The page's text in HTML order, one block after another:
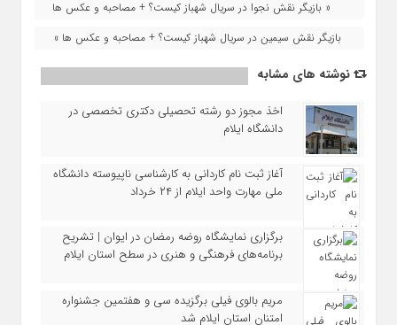
« بازیگر نقش نجوا در سریال شهباز کیست؟ + مصاحبه و عکس ها
بازیگر نقش سیمین در سریال شهباز کیست؟ + مصاحبه و عکس ها »
نوشته های مشابه
اخذ مجوز دو رشته تحصیلی دکتری تخصصی در
دانشگاه ایلام
آغاز ثبت‌ نام کاردانی به کارشناسی ناپیوسته دانشگاه
ملی مهارت واحد ایلام از ۲۴ خرداد
برگزاری نمایشگاه روضه رمضان در ایوان | تشریح
برنامه‌های فرهنگی و هنری در سطح استان ایلام
مریم بالوی فیلی برگزیده سی‌ و هفتمین جشنواره
امتنان استان ایلام شد